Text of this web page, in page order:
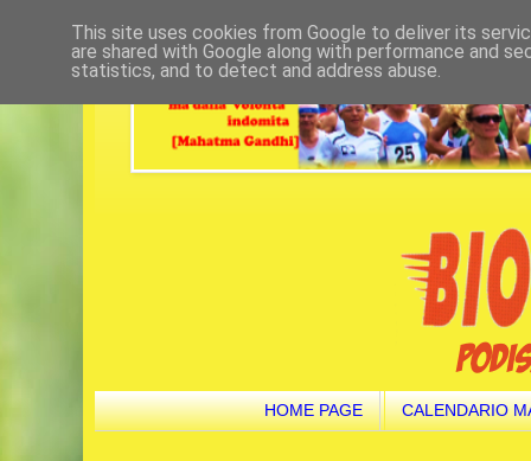
HOME PAGE CALENDARIO
This site uses cookies from Google to deliver its
are shared with Google along with performance and
statistics, and to detect and address abuse.